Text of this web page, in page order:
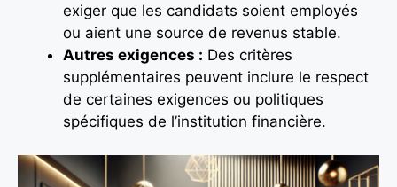
exiger que les candidats soient employés
ou aient une source de revenus stable.
Autres exigences : Des critères
supplémentaires peuvent inclure le respect
de certaines exigences ou politiques
spécifiques de l’institution financière.